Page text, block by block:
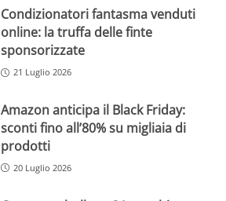
Condizionatori fantasma venduti
online: la truffa delle finte
sponsorizzate
21 Luglio 2026
Amazon anticipa il Black Friday:
sconti fino all’80% su migliaia di
prodotti
20 Luglio 2026